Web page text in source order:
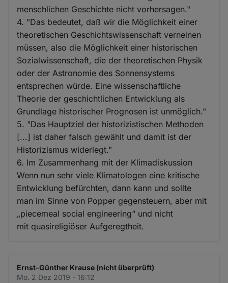
menschlichen Geschichte nicht vorhersagen."
4. "Das bedeutet, daß wir die Möglichkeit einer
theoretischen Geschichtswissenschaft verneinen
müssen, also die Möglichkeit einer historischen
Sozialwissenschaft, die der theoretischen Physik
oder der Astronomie des Sonnensystems
entsprechen würde. Eine wissenschaftliche
Theorie der geschichtlichen Entwicklung als
Grundlage historischer Prognosen ist unmöglich."
5. "Das Hauptziel der historizistischen Methoden
[...] ist daher falsch gewählt und damit ist der
Historizismus widerlegt."
6. Im Zusammenhang mit der Klimadiskussion
Wenn nun sehr viele Klimatologen eine kritische
Entwicklung befürchten, dann kann und sollte
man im Sinne von Popper gegensteuern, aber mit
„piecemeal social engineering“ und nicht
mit quasireligiöser Aufgeregtheit.
Ernst-Günther Krause (nicht überprüft)
Mo. 2 Dez 2019 - 16:12